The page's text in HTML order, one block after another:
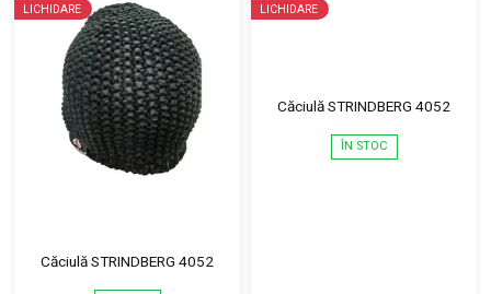
LICHIDARE
Căciulă STRINDBERG 4052
LICHIDARE
Căciulă STRINDBERG 4052
ÎN STOC